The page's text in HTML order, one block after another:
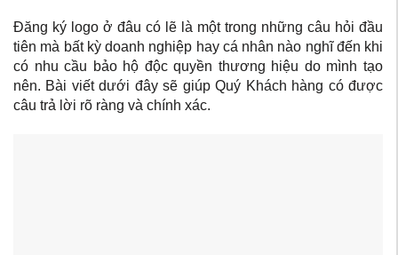
Đăng ký logo ở đâu có lẽ là một trong những câu hỏi đầu
tiên mà bất kỳ doanh nghiệp hay cá nhân nào nghĩ đến khi
có nhu cầu bảo hộ độc quyền thương hiệu do mình tạo
nên. Bài viết dưới đây sẽ giúp Quý Khách hàng có được
câu trả lời rõ ràng và chính xác.